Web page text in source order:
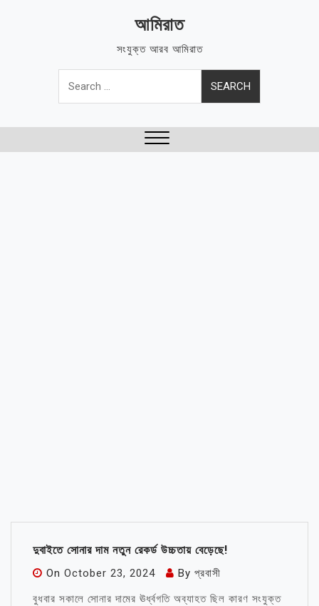
আমিরাত
সংযুক্ত আরব আমিরাত
Search
for:
দুবাইতে সোনার দাম নতুন রেকর্ড উচ্চতায় বেড়েছে!
On October 23, 2024 By প্রবাসী
বুধবার সকালে সোনার দামের ঊর্ধ্বগতি অব্যাহত ছিল কারণ সংযুক্ত